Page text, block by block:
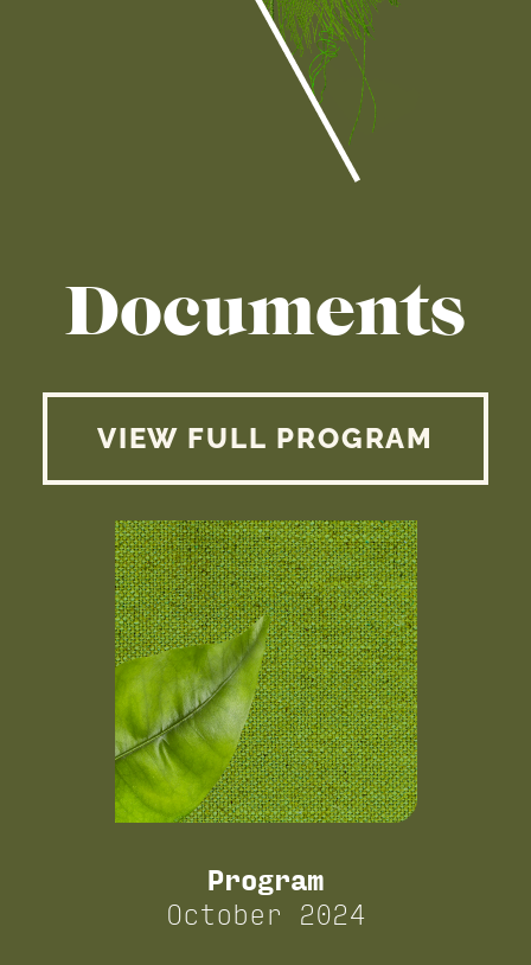
Documents
VIEW FULL PROGRAM
Program
October 2024